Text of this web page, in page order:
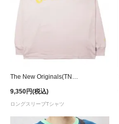
9,350円(税込)
ロングスリーブTシャツ